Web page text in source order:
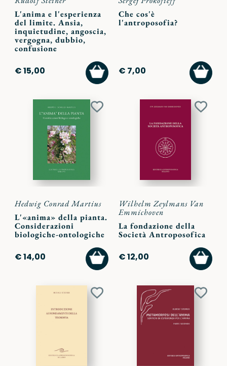
L'anima e l'esperienza
del limite. Ansia,
inquietudine, angoscia,
vergogna, dubbio,
confusione
€ 15,00
AGGIUNGI
AL
CARRELLO
Che cos'è
l'antroposofia?
€ 7,00
AL
Aggiungi
Hedwig Conrad Martius
L'«anima» della pianta.
Considerazioni
biologiche-ontologiche
€ 14,00
AGGIUNGI
AL
CARRELLO
Wilhelm Zeylmans Van
Emmichoven
La fondazione della
Società Antroposofica
€ 12,00
AL
Aggiungi